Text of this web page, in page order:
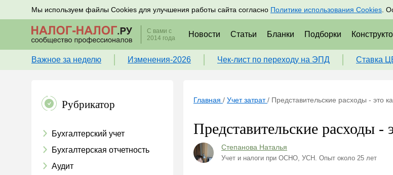
Мы используем файлы Cookies для улучшения работы сайта согласно Политике использования Cookies .
Подписывайтесь на новости по налогам, учету и кадрам Подписаться
С вами с
2014 года
Новости Статьи Бланки Подборки
Важное за неделю Изменения-2026 Чек-лист по переходу на ЭПД Ставка
Рубрикатор
Бухгалтерский учет
Бухгалтерская отчетность
Аудит
Главная / Учет затрат / Представительские расходы - это
Представительские расходы -
Степанова Наталья
Учет и налоги при ОСНО, УСН. Опыт около 25 лет